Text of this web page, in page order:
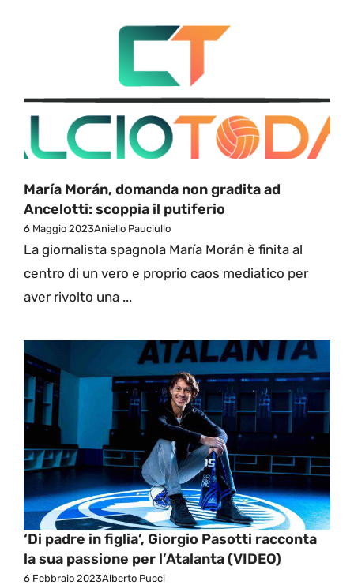
María Morán, domanda non gradita ad
Ancelotti: scoppia il putiferio
6 Maggio 2023Aniello Pauciullo
La giornalista spagnola María Morán è finita al
centro di un vero e proprio caos mediatico per
aver rivolto una ...
‘Di padre in figlia’, Giorgio Pasotti racconta
la sua passione per l’Atalanta (VIDEO)
6 Febbraio 2023Alberto Pucci